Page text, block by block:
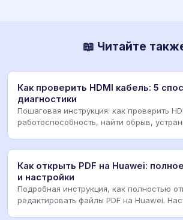
📖 Читайте
Как проверить HDMI кабель: 5
диагностики
Пошаговая инструкция: как проверить
работоспособность, найти обрыв,
Как открыть PDF на Huawei:
и настройки
Подробная инструкция, как полностью
редактировать файлы PDF на Huawei.